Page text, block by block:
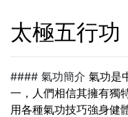
太極五行功
#### 氣功簡介 氣功是
一，人們相信其擁有獨
用各種氣功技巧強身健